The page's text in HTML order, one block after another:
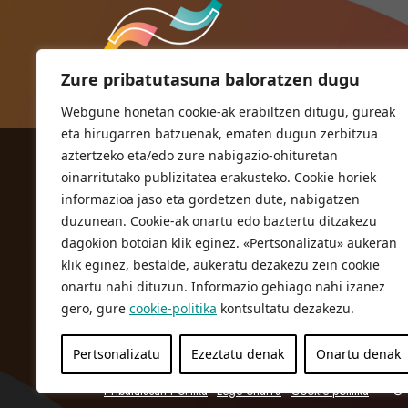
Zure pribatutasuna baloratzen dugu
Webgune honetan cookie-ak erabiltzen ditugu, gureak
eta hirugarren batzuenak, ematen dugun zerbitzua
aztertzeko eta/edo zure nabigazio-ohituretan
oinarritutako publizitatea erakusteko. Cookie horiek
informazioa jaso eta gordetzen dute, nabigatzen
duzunean. Cookie-ak onartu edo baztertu ditzakezu
dagokion botoian klik eginez. «Pertsonalizatu» aukeran
klik eginez, bestalde, aukeratu dezakezu zein cookie
onartu nahi dituzun. Informazio gehiago nahi izanez
gero, gure cookie-politika kontsultatu dezakezu.
Pertsonalizatu Ezeztatu denak Onartu denak
ORIOKO UDALA
Herriko plaza,1
20810 Orio (Gipuzkoa)
T. 943 83 03 46
bulegoak@orio.eus
Pribatutasun Politika Lege oharra Cookie politika ©